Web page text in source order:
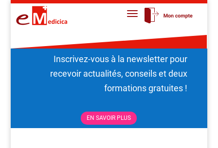
Inscrivez-vous à la newsletter pour
recevoir actualités, conseils et deux
formations gratuites !
EN SAVOIR PLUS